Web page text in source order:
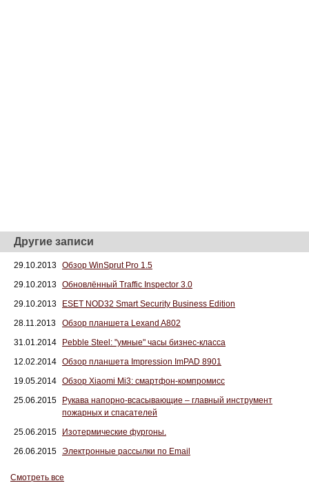
Другие записи
29.10.2013 Обзор WinSрrut Prо 1.5
29.10.2013 Обновлённый Traffiс Inspectоr 3.0
29.10.2013
ЕSЕТ NОD32 Smаrt Sеcurity Businеss Editiоn
28.11.2013
Обзор планшета Lexand A802
31.01.2014
Pebble Steel: "умные" часы бизнес-класса
12.02.2014 Обзор планшета Impression ImPAD 8901
19.05.2014 Обзор Xiaomi Mi3: смартфон-компромисс
25.06.2015
Рукава напорно-всасывающие – главный инструмент
пожарных и спасателей
25.06.2015
Изотермические фургоны.
26.06.2015 Электронные рассылки по Email
Смотреть все